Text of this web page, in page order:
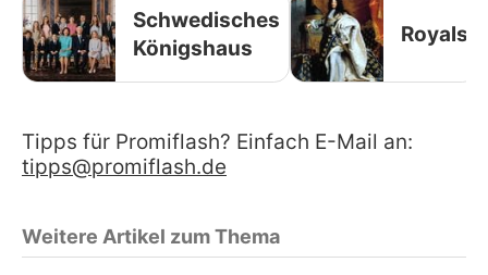
Schwedisches
Königshaus
Royals
Tipps für Promiflash? Einfach E-Mail an:
tipps@promiflash.de
Weitere Artikel zum Thema